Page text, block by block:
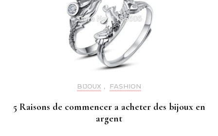
BIJOUX , FASHION
5 Raisons de commencer a acheter des bijoux en
argent